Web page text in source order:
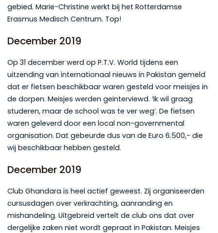
gebied. Marie-Christine werkt bij het Rotterdamse
Erasmus Medisch Centrum. Top!
December 2019
Op 31 december werd op P.T.V. World tijdens een
uitzending van internationaal nieuws in Pakistan gemeld
dat er fietsen beschikbaar waren gesteld voor meisjes in
de dorpen. Meisjes werden geinterviewd. ‘Ik wil graag
studeren, maar de school was te ver weg’. De fietsen
waren geleverd door een local non-governmental
organisation. Dat gebeurde dus van de Euro 6.500,- die
wij beschikbaar hebben gesteld.
December 2019
Club Ghandara is heel actief geweest. Zij organiseerden
cursusdagen over verkrachting, aanranding en
mishandeling. Uitgebreid vertelt de club ons dat over
dergelijke zaken niet wordt gepraat in Pakistan. Meisjes